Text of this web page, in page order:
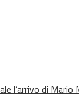
l’arrivo di Mario